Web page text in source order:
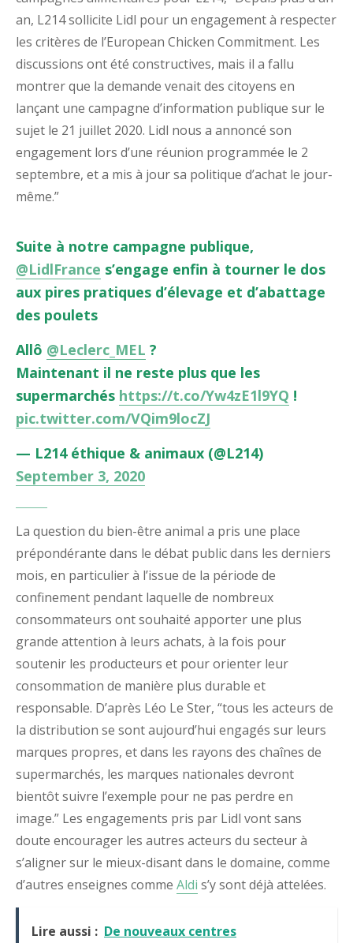
an, L214 sollicite Lidl pour un engagement à respecter
les critères de l’European Chicken Commitment. Les
discussions ont été constructives, mais il a fallu
montrer que la demande venait des citoyens en
lançant une campagne d’information publique sur le
sujet le 21 juillet 2020. Lidl nous a annoncé son
engagement lors d’une réunion programmée le 2
septembre, et a mis à jour sa politique d’achat le jour-
même.”
Suite à notre campagne publique,
@LidlFrance s’engage enfin à tourner le dos
aux pires pratiques d’élevage et d’abattage
des poulets
Allô @Leclerc_MEL ?
Maintenant il ne reste plus que les
supermarchés https://t.co/Yw4zE1l9YQ !
pic.twitter.com/VQim9locZJ
— L214 éthique & animaux (@L214)
September 3, 2020
La question du bien-être animal a pris une place
prépondérante dans le débat public dans les derniers
mois, en particulier à l’issue de la période de
confinement pendant laquelle de nombreux
consommateurs ont souhaité apporter une plus
grande attention à leurs achats, à la fois pour
soutenir les producteurs et pour orienter leur
consommation de manière plus durable et
responsable. D’après Léo Le Ster, “tous les acteurs de
la distribution se sont aujourd’hui engagés sur leurs
marques propres, et dans les rayons des chaînes de
supermarchés, les marques nationales devront
bientôt suivre l’exemple pour ne pas perdre en
image.” Les engagements pris par Lidl vont sans
doute encourager les autres acteurs du secteur à
s’aligner sur le mieux-disant dans le domaine, comme
d’autres enseignes comme Aldi s’y sont déjà attelées.
Lire aussi : De nouveaux centres